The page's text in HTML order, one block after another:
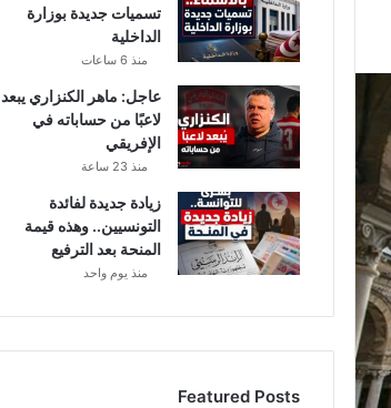
تسميات جديدة بوزارة
الداخلية
منذ 6 ساعات
عاجل: ماهر الكنزاري يبعد
لاعبًا من حساباته في
الإفريقي
منذ 23 ساعة
زيادة جديدة لفائدة
التونسيين.. وهذه قيمة
المنحة بعد الترفيع
منذ يوم واحد
Featured Posts